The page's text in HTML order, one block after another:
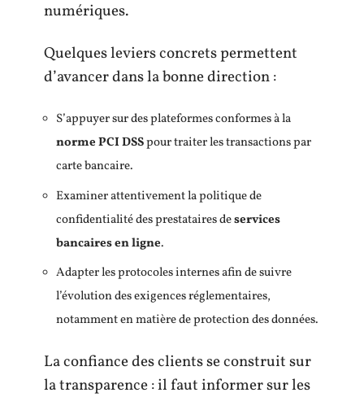
numériques.
Quelques leviers concrets permettent
d’avancer dans la bonne direction :
S’appuyer sur des plateformes conformes à la
norme PCI DSSpour traiter les transactions par
carte bancaire.
Examiner attentivement la politique de
confidentialité des prestataires deservices
bancaires en ligne.
Adapter les protocoles internes afin de suivre
l’évolution des exigences réglementaires,
notamment en matière de protection des données.
La confiance des clients se construit sur
la transparence : il faut informer sur les